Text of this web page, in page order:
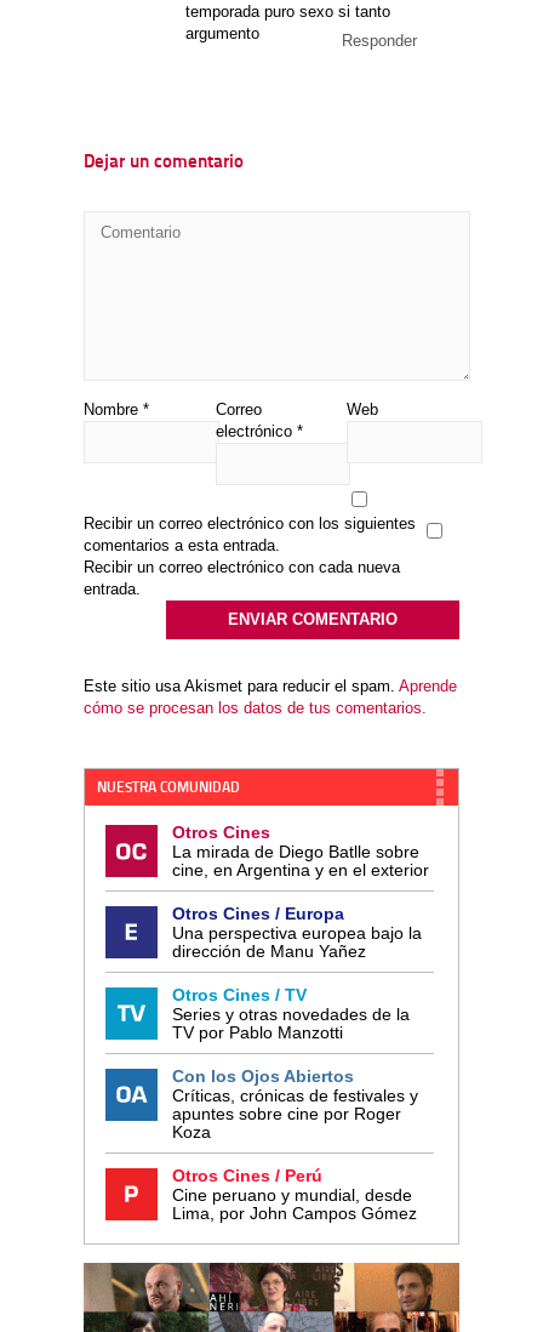
temporada puro sexo si tanto
argumento
Responder
Dejar un comentario
Nombre *
Correo
electrónico *
Web
Recibir un correo electrónico con los siguientes
comentarios a esta entrada.
Recibir un correo electrónico con cada nueva
entrada.
Este sitio usa Akismet para reducir el spam. Aprende
cómo se procesan los datos de tus comentarios.
NUESTRA COMUNIDAD
Otros Cines
La mirada de Diego Batlle sobre
cine, en Argentina y en el exterior
Otros Cines / Europa
Una perspectiva europea bajo la
dirección de Manu Yañez
Otros Cines / TV
Series y otras novedades de la
TV por Pablo Manzotti
Con los Ojos Abiertos
Críticas, crónicas de festivales y
apuntes sobre cine por Roger
Koza
Otros Cines / Perú
Cine peruano y mundial, desde
Lima, por John Campos Gómez